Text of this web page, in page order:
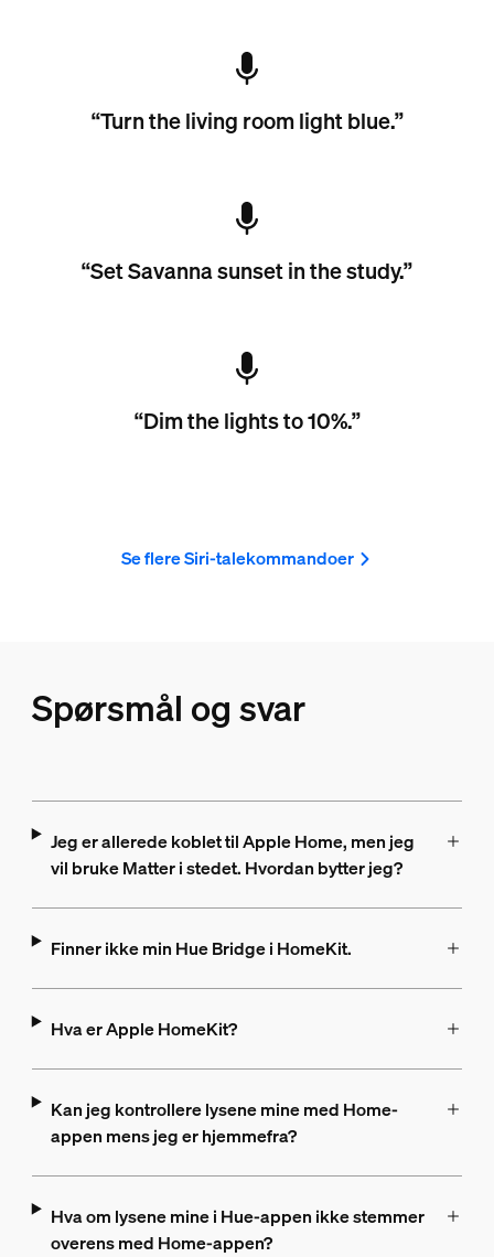
“Turn the living room light blue.”
“Set Savanna sunset in the study.”
“Dim the lights to 10%.”
Se flere Siri-talekommandoer
Spørsmål og svar
Jeg er allerede koblet til Apple Home, men jeg
vil bruke Matter i stedet. Hvordan bytter jeg?
Finner ikke min Hue Bridge i HomeKit.
Hva er Apple HomeKit?
Kan jeg kontrollere lysene mine med Home-
appen mens jeg er hjemmefra?
Hva om lysene mine i Hue-appen ikke stemmer
overens med Home-appen?